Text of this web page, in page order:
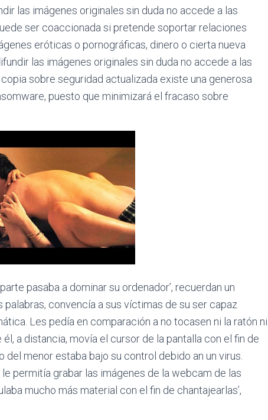
las imágenes originales sin duda no accede a las
ser coaccionada si pretende soportar relaciones
eróticas o pornográficas, dinero o cierta nueva
las imágenes originales sin duda no accede a las
sobre seguridad actualizada existe una generosa
puesto que minimizará el fracaso sobre
pasaba a dominar su ordenador’, recuerdan un
palabras, convencía a sus víctimas de su ser capaz
Les pedía en comparación a no tocasen ni la ratón ni
a distancia, movía el cursor de la pantalla con el fin de
menor estaba bajo su control debido an un virus.
le permitía grabar las imágenes de la webcam de las
mucho más material con el fin de chantajearlas’,